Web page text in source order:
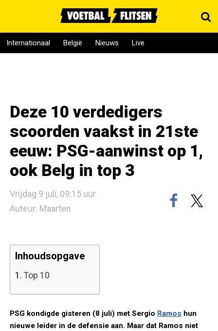
Internationaal België Nieuws Live
Deze 10 verdedigers
scoorden vaakst in 21ste
eeuw: PSG-aanwinst op 1,
ook Belg in top 3
Vrijdag 9 juli, 09:15 uur
Auteur: Maarten
Inhoudsopgave
1. Top 10
PSG kondigde gisteren (8 juli) met Sergio Ramos hun
nieuwe leider in de defensie aan. Maar dat Ramos niet